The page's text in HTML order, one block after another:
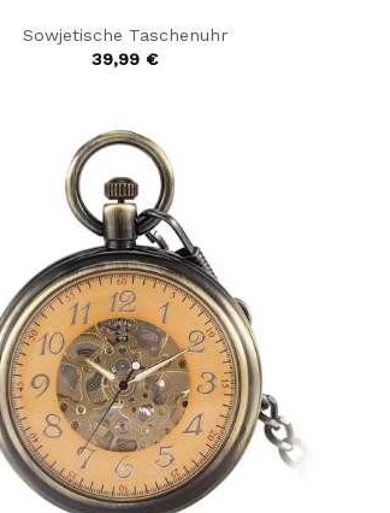
Sowjetische Taschenuhr
39,99 €